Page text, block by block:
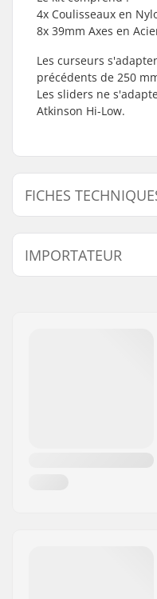
4x Coulisseaux en
8x 39mm Axes en
Les curseurs
précédents de 250
Les sliders ne
Atkinson Hi-Low.
FICHES
Base de la roue:
IMPORTATEUR